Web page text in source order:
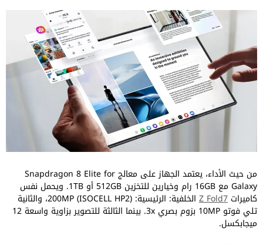
من حيث الأداء، يعتمد الجهاز على معالج Snapdragon 8 Elite for
Galaxy مع 16GB رام وخيارين للتخزين 512GB أو 1TB. ويحمل نفس
كاميرات Z Fold7 الخلفية: الرئيسية: 200MP (ISOCELL HP2)، والثانية
تلي فوتو 10MP بزوم بصري 3x. بينما الثالثة للتصوير بزاوية واسعة 12
ميجابكسل.